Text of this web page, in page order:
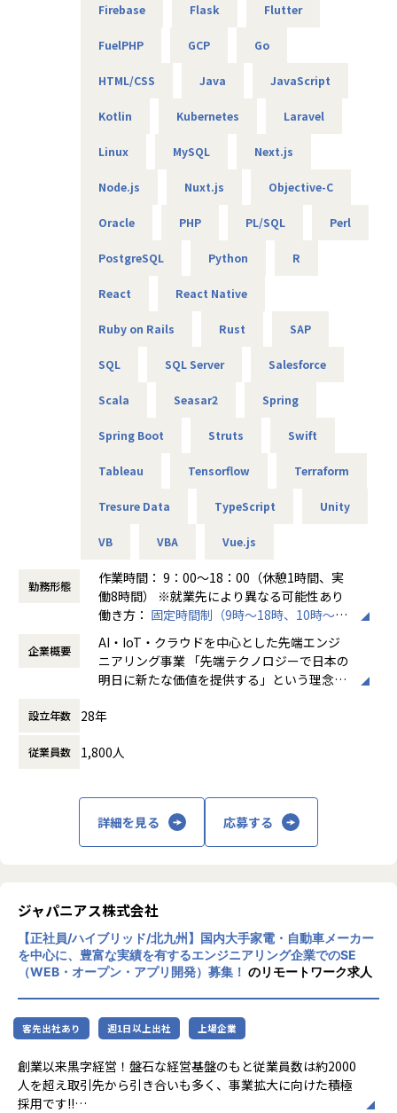
スタンバイ期間は、しっかりJ-collegeにて研修を準備。
して放置しない会社です。
（AIエンジニアコース/IT パスポート試験+基本情報技術者試
1ヵ月半～2ヵ月に1度のペースで営業担当による技術者へ
不満・不安をヒアリングすると同時に、自分が歩んでいき
持に繋げています。
★リーダーによるフォロー
経験のある技術者をリーダーに任命し、技術者のフォロー
ができる体制を整えています。
リーダーと営業は月に1度会議の場を設けており、情報共
有を行っております。
Firebase Flask Flutter
FuelPHP GCP Go
HTML/CSS Java JavaScript
Kotlin Kubernetes Laravel
Linux MySQL Next.js
Node.js Nuxt.js Objective-C
Oracle PHP PL/SQL Perl
PostgreSQL Python R
React React Native
Ruby on Rails Rust SAP
SQL SQL Server Salesforce
Scala Seasar2 Spring
Spring Boot Struts Swift
Tableau Tensorflow Terraform
Tresure Data TypeScript Unity
VB VBA Vue.js
勤務形態
作業時間： 9：00～18：00（休憩1時間、実
働8時間） ※就業先により異なる可能性あり
働き方： 固定時間制（9時～18時、10時～19
時間外労働の有無： 有（月平均20時間～30
時間）
休憩時間： 60分
企業概要
AI・IoT・クラウドを中心とした先端エンジ
ニアリング事業 「先端テクノロジーで日本の
明日に新たな価値を提供する」という理念を
た先端テクノロジーの中で「ジャパニアスだ
アリング業界から必要とされ続ける会社を目
設立年数 28年
従業員数 1,800人
詳細を見る 応募する
ジャパニアス株式会社
【正社員/ハイブリッド/北九州】国内大手家電・自動車メーカー
を中心に、豊富な実績を有するエンジニアリング企業でのSE
（WEB・オープン・アプリ開発）募集！ のリモートワーク求人
客先出社あり 週1日以上出社 上場企業
創業以来黒字経営！盤石な経営基盤のもと従業員数は約2000
人を超え取引先から引き合いも多く、事業拡大に向けた積極
採用です!!